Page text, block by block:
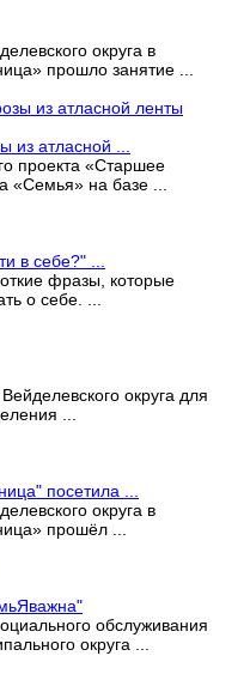
округа в
прошло занятие ...
из атласной ...
проекта «Старшее
«Семья» на базе ...
в себе?" ...
фразы, которые
о себе. ...
округа для
...
посетила ...
округа в
прошёл ...
обслуживания
округа ...